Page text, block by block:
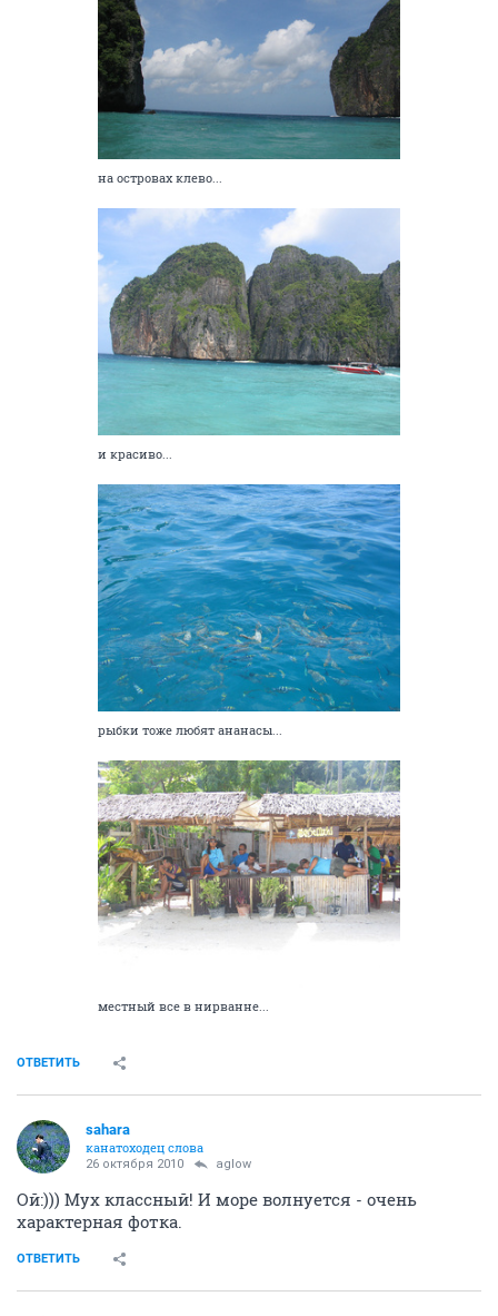
на островах клево...
и красиво...
рыбки тоже любят ананасы...
местный все в нирванне...
ОТВЕТИТЬ
sahara
канатоходец слова
26 октября 2010 aglow
Ой:))) Мух классный! И море волнуется - очень
характерная фотка.
ОТВЕТИТЬ